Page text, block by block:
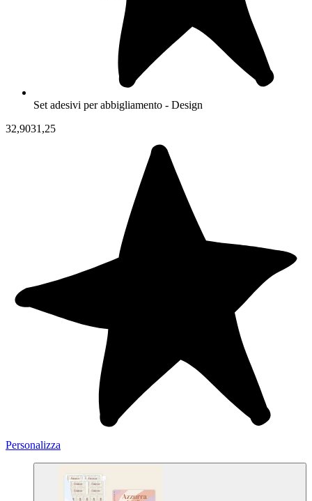
Set adesivi per abbigliamento - Design
32,9031,25
Personalizza